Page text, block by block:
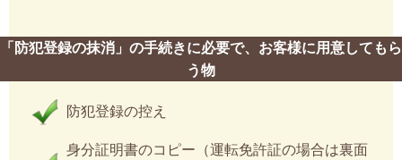
「防犯登録の抹消」の手続きに必要で、お客様に用意してもら
う物
防犯登録の控え
身分証明書のコピー（運転免許証の場合は裏面